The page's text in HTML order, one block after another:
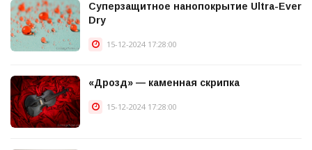
Суперзащитное нанопокрытие Ultra-Ever
Dry
15-12-2024 17:28:00
«Дрозд» — каменная скрипка
15-12-2024 17:28:00